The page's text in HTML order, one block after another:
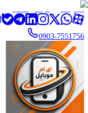
تخفیف ویژه بالای ۲۰٪ روی تمامی محصولات
0903-7551756